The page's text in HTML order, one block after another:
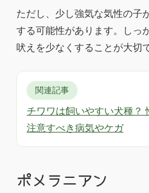
ただし、少し強気な気性の子
する可能性があります。しっ
吠えを少なくすることが大切
関連記事
チワワは飼いやすい犬種？
注意すべき病気やケガ
ポメラニアン